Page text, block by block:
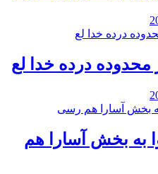
درده خدا لع
به بخش آسارا هم